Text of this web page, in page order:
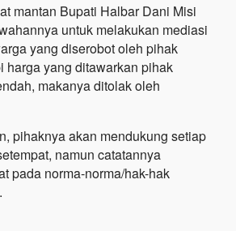
mantan Bupati Halbar Dani Misi
untuk melakukan mediasi
yang diserobot oleh pihak
harga yang ditawarkan pihak
makanya ditolak oleh
pihaknya akan mendukung setiap
namun catatannya
pada norma-norma/hak-hak